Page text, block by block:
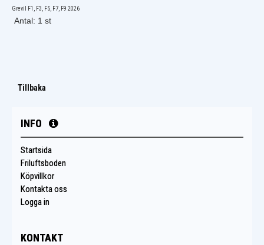
Grevil F1, F3, F5, F7, F9 2026
Antal: 1 st
Tillbaka
INFO
Startsida
Friluftsboden
Köpvillkor
Kontakta oss
Logga in
KONTAKT